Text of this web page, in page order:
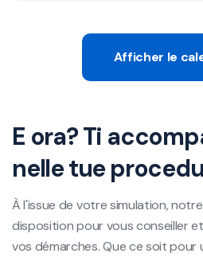
Afficher le
E ora? Ti
nelle tue
À l'issue de votre simulation,
disposition pour vous conseiller
vos démarches. Que ce soit pour